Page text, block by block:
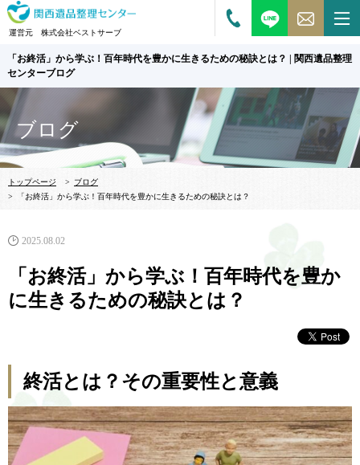
運営元 株式会社ベストサーブ
「お終活」から学ぶ！百年時代を豊かに生きるための秘訣とは？ | 関西遺品整理
センターブログ
ブログ
トップページ >
ブログ
>
「お終活」から学ぶ！百年時代を豊かに生きるための秘訣とは？
2025.08.02
「お終活」から学ぶ！百年時代を豊か
に生きるための秘訣とは？
終活とは？その重要性と意義